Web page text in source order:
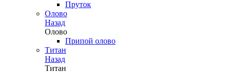
Пруток
Олово
Назад
Олово
Припой олово
Титан
Назад
Титан